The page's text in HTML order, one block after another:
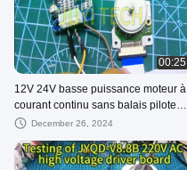
00:25
12V 24V basse puissance moteur à
courant continu sans balais pilote
Bldc carte de commande JYQD-
December 26, 2024